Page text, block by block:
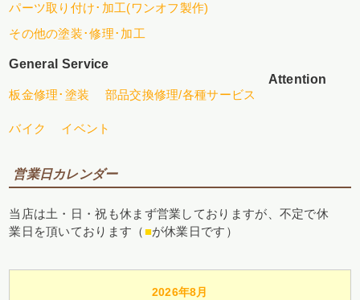
パーツ取り付け･加工(ワンオフ製作)
その他の塗装･修理･加工
General Service
板金修理･塗装 部品交換修理/各種サービス
Attention
バイク イベント
営業日カレンダー
当店は土・日・祝も休まず営業しておりますが、不定で休
業日を頂いております（■が休業日です）
2026年8月